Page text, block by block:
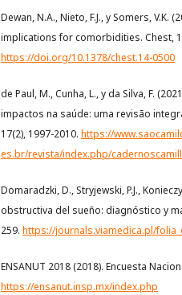
Dewan, N.A., Nieto, F.J., y Somers, V.K.
implications for comorbidities. Chest,
https://doi.org/10.1378/chest.14-0500
de Paul, M., Cunha, L., y da Silva, F.
impactos na saúde: uma revisão
17(2), 1997-2010. https://
es.br/revista/index.php/
Domaradzki, D., Stryjewski, P.J.,
obstructiva del sueño: diagnóstico y
259. https://journals.viamedica.pl/
ENSANUT 2018 (2018). Encuesta
https://ensanut.insp.mx/index.php